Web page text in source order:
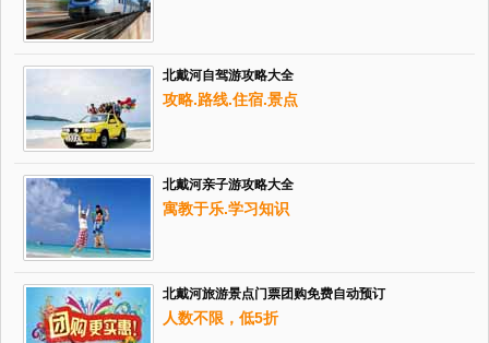
北戴河自驾游攻略大全
攻略.路线.住宿.景点
北戴河亲子游攻略大全
寓教于乐.学习知识
北戴河旅游景点门票团购免费自动预订
人数不限，低5折